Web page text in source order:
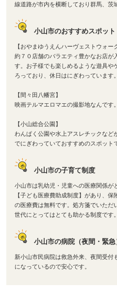
線道路が市内を横断しており群馬、茨
小山市のおすすめスポッ
【おやまゆうえんハーヴェストウォー
約７０店舗のバラエティ豊かなお店が
す。お子様でも楽しめるような遊具や
ろっており、休日はにぎわっています
【間々田八幡宮】
映画テルマエロマエの撮影地なんです。
【小山総合公園】
わんぱく公園や水上アスレチックなど
でにぎわっていておすすめのスポット
小山市の子育て制度
小山市は乳幼児・児童への医療関係が
【子ども医療費助成制度】があり、
の医療費は無料です。処方箋でいただ
世代にとってはとても助かる制度です。
小山市の病院（夜間・緊急
新小山市民病院は救急外来、夜間受
になっているので安心です。